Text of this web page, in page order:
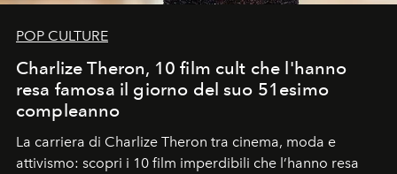
POP CULTURE
Charlize Theron, 10 film cult che l'hanno
resa famosa il giorno del suo 51esimo
compleanno
La carriera di Charlize Theron tra cinema, moda e
attivismo: scopri i 10 film imperdibili che l’hanno resa